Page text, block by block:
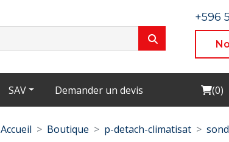
+596
SAV Demander un devis Cart
(0)
Accueil Boutique p-detach-climatisat